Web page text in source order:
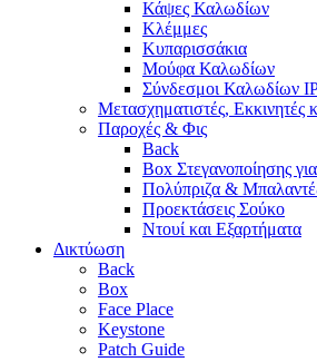
Κάψες Καλωδίων
Κλέμμες
Κυπαρισσάκια
Μούφα Καλωδίων
Σύνδεσμοι Καλωδίων
Μετασχηματιστές, Εκκινητές
Παροχές & Φις
Back
Box Στεγανοποίησης
Πολύπριζα &
Προεκτάσεις Σούκο
Ντουί και Εξαρτήματα
Δικτύωση
Back
Box
Face Place
Keystone
Patch Guide